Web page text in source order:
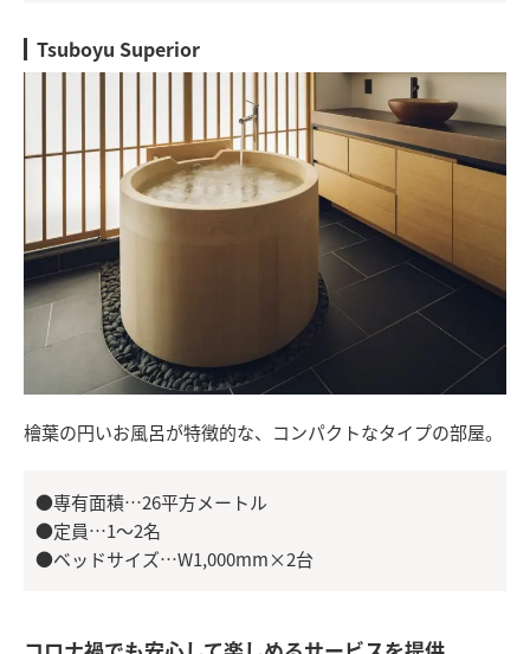
Tsuboyu Superior
檜葉の円いお風呂が特徴的な、コンパクトなタイプの部屋。
●専有面積…26平方メートル
●定員…1～2名
●ベッドサイズ…W1,000mm×2台